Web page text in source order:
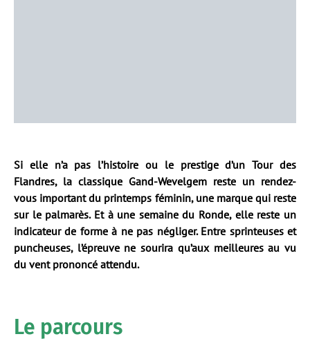
Si elle n’a pas l’histoire ou le prestige d’un Tour des
Flandres, la classique Gand-Wevelgem reste un rendez-
vous important du printemps féminin, une marque qui reste
sur le palmarès. Et à une semaine du Ronde, elle reste un
indicateur de forme à ne pas négliger. Entre sprinteuses et
puncheuses, l’épreuve ne sourira qu’aux meilleures au vu
du vent prononcé attendu.
Le parcours